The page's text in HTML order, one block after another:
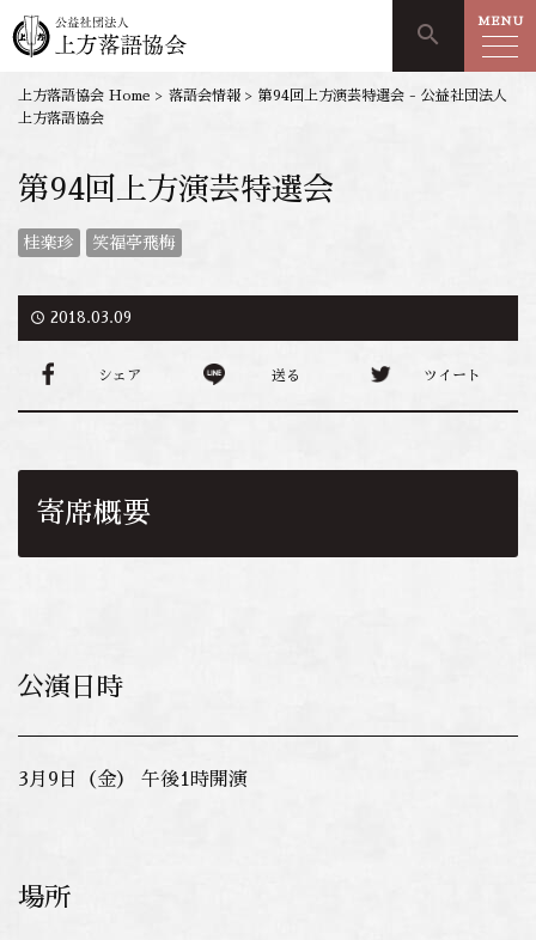
search MENU
上方落語協会 Home > 落語会情報 > 第94回上方演芸特選会 - 公益社団法人
上方落語協会
第94回上方演芸特選会
桂楽珍 笑福亭飛梅
access_time 2018.03.09
シェア 送る ツイート
寄席概要
公演日時
3月9日（金） 午後1時開演
場所